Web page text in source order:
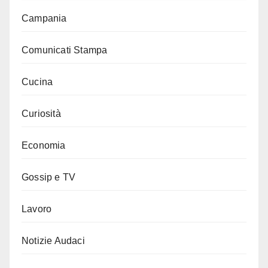
Campania
Comunicati Stampa
Cucina
Curiosità
Economia
Gossip e TV
Lavoro
Notizie Audaci